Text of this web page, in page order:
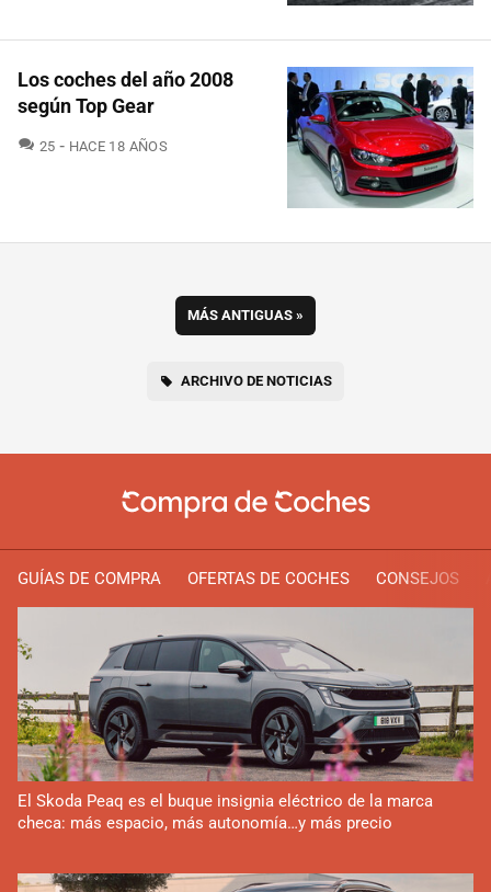
Los coches del año 2008
según Top Gear
25 COMENTARIOS
HACE 18 AÑOS
MÁS ANTIGUAS »
ARCHIVO DE NOTICIAS
GUÍAS DE COMPRA OFERTAS DE COCHES CONSEJOS
El Skoda Peaq es el buque insignia eléctrico de la marca
checa: más espacio, más autonomía…y más precio